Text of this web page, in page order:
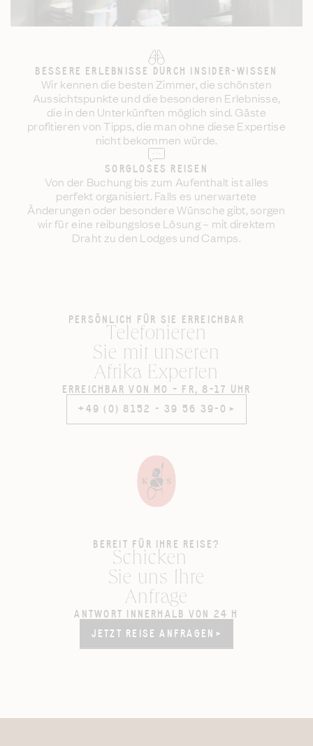
BESSERE ERLEBNISSE DURCH INSIDER-WISSEN
Wir kennen die besten Zimmer, die schönsten
Aussichtspunkte und die besonderen Erlebnisse,
die in den Unterkünften möglich sind. Gäste
profitieren von Tipps, die man ohne diese Expertise
nicht bekommen würde.
SORGLOSES REISEN
Von der Buchung bis zum Aufenthalt ist alles
perfekt organisiert. Falls es unerwartete
Änderungen oder besondere Wünsche gibt, sorgen
wir für eine reibungslose Lösung – mit direktem
Draht zu den Lodges und Camps.
PERSÖNLICH FÜR SIE ERREICHBAR
Telefonieren
Sie mit unseren
Afrika Experten
ERREICHBAR VON MO – FR, 8-17 UHR
+49 (0) 8152 - 39 56 39-0
+49 (0) 8152 - 39 56 39-0
BEREIT FÜR IHRE REISE?
Schicken
Sie uns Ihre
Anfrage
ANTWORT INNERHALB VON 24 H
JETZT REISE ANFRAGEN
JETZT REISE ANFRAGEN